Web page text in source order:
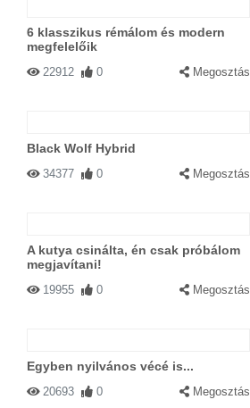
6 klasszikus rémálom és modern
megfelelőik
22912 0 Megosztás
Black Wolf Hybrid
34377 0 Megosztás
A kutya csinálta, én csak próbálom
megjavítani!
19955 0 Megosztás
Egyben nyilvános vécé is...
20693 0 Megosztás